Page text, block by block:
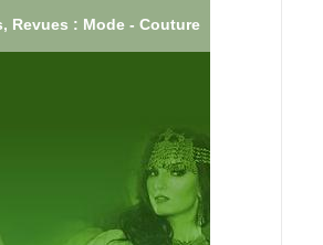
Revues : Mode - Couture